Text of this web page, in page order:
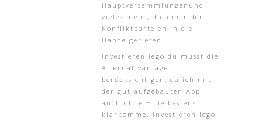
Hauptversammlungenund
vieles mehr, die einer der
Konfliktparteien in die
Hände gerieten.
Investieren lego du musst die
Alternativanlage
berücksichtigen, da ich mit
der gut aufgebauten App
auch ohne Hilfe bestens
klarkomme. Investieren lego